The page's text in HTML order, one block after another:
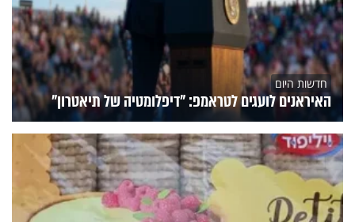
חדשות היום
האיראנים לועגים לטראמפ: "דיפלומטיה של תיאטרון"